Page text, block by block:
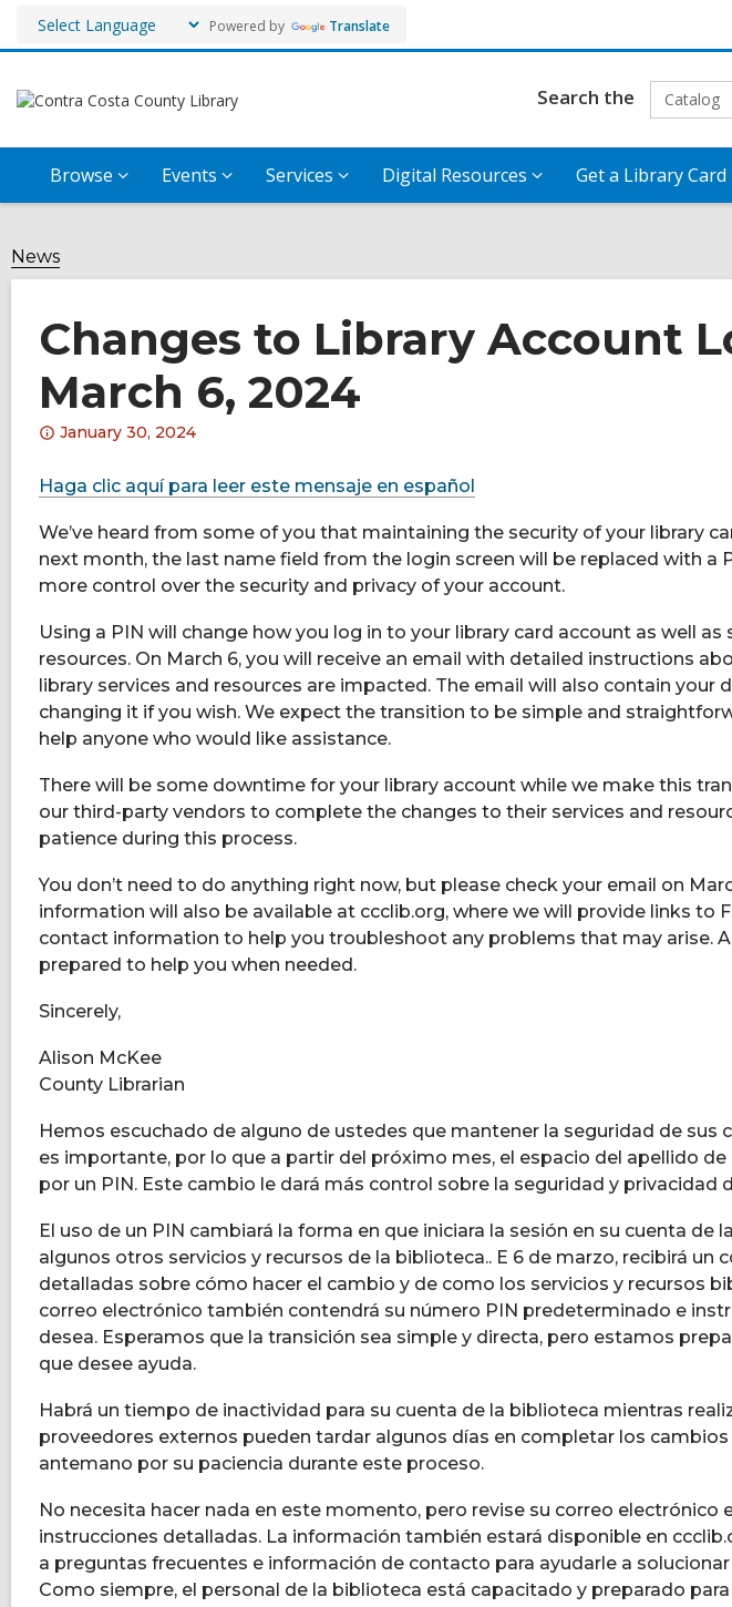
Powered by Translate
Search the Catalog
Browse Events Services Digital Resources Get a Library Card
News
Changes to Library Account
March 6, 2024
Attention:
post
over
2
years
and
the
information
may
be
out
of
date.
January 30, 2024
Haga clic aquí para leer este mensaje en español
We’ve heard from some of you that maintaining the security of your library
next month, the last name field from the login screen will be replaced with a
more control over the security and privacy of your account.
Using a PIN will change how you log in to your library card account as well
resources. On March 6, you will receive an email with detailed instructions
library services and resources are impacted. The email will also contain your
changing it if you wish. We expect the transition to be simple and
help anyone who would like assistance.
There will be some downtime for your library account while we make this
our third-party vendors to complete the changes to their services and
patience during this process.
You don’t need to do anything right now, but please check your email on
information will also be available at ccclib.org, where we will provide links to
contact information to help you troubleshoot any problems that may arise.
prepared to help you when needed.
Sincerely,
Alison McKee
County Librarian
Hemos escuchado de alguno de ustedes que mantener la seguridad de sus
es importante, por lo que a partir del próximo mes, el espacio del apellido
por un PIN. Este cambio le dará más control sobre la seguridad y privacidad
El uso de un PIN cambiará la forma en que iniciara la sesión en su cuenta de
algunos otros servicios y recursos de la biblioteca.. E 6 de marzo, recibirá un
detalladas sobre cómo hacer el cambio y de como los servicios y recursos
correo electrónico también contendrá su número PIN predeterminado e
desea. Esperamos que la transición sea simple y directa, pero estamos
que desee ayuda.
Habrá un tiempo de inactividad para su cuenta de la biblioteca mientras
proveedores externos pueden tardar algunos días en completar los cambios
antemano por su paciencia durante este proceso.
No necesita hacer nada en este momento, pero revise su correo electrónico
instrucciones detalladas. La información también estará disponible en
a preguntas frecuentes e información de contacto para ayudarle a
Como siempre, el personal de la biblioteca está capacitado y preparado